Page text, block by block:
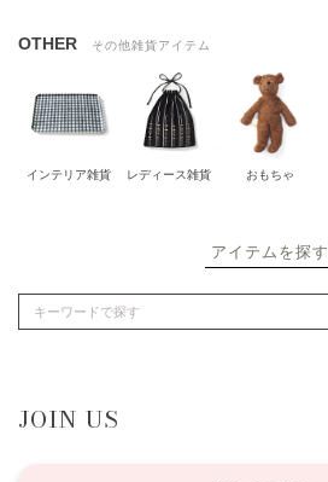
OTHER その他雑貨アイテム
インテリア雑貨 レディース雑貨 おもちゃ
アイテムを探す
JOIN US